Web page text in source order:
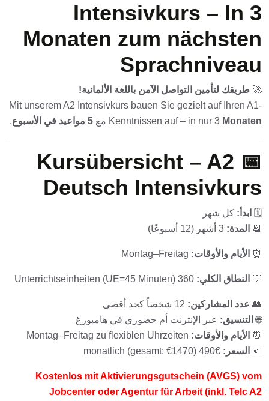
Intensivkurs – In 3
Monaten zum nächsten
Sprachniveau
🚀 طريقك لتأمين التواصل الآمن باللغة الألمانية!
Mit unserem A2 Intensivkurs bauen Sie gezielt auf Ihren A1-
Kenntnissen auf – in nur 3 Monaten مع 5 مواعيد في الأسبوع .
📅 Kursübersicht – A2
Deutsch Intensivkurs
🗓️ ابدأ: كل شهر
📆
المدة:
⏰ الأيام والأوقات:
💡 النطاق الكلي:
👥 عدد المشاركين:
🌐 التنسيق: عبر الإنترنت أم حضوري في هامبورغ
⏰ الأيام والأوقات:
💶 السعر: €490 monatlich (gesamt: €1470)
Kostenlos mit Aktivierungsgutschein (AVGS) vom
Jobcenter oder Agentur für Arbeit (inkl. Telc A2